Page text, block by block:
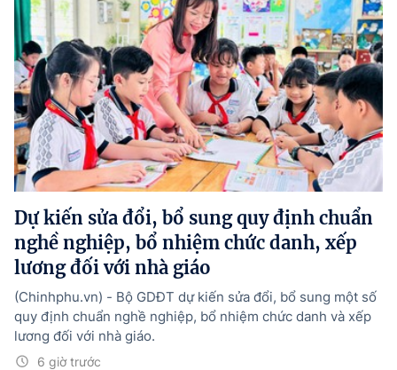
Dự kiến sửa đổi, bổ sung quy định chuẩn
nghề nghiệp, bổ nhiệm chức danh, xếp
lương đối với nhà giáo
6 giờ trước
(Chinhphu.vn) - Bộ GDĐT dự kiến sửa đổi, bổ sung một số
quy định chuẩn nghề nghiệp, bổ nhiệm chức danh và xếp
lương đối với nhà giáo.